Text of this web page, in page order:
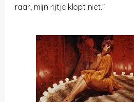
raar, mijn rijtje klopt niet.”